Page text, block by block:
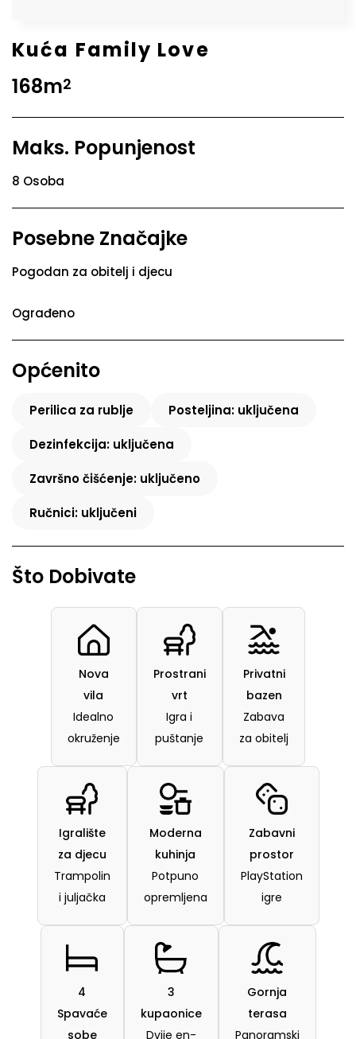
Kuća Family Love
168m2
Maks. Popunjenost
8 Osoba
Posebne Značajke
Pogodan za obitelj i djecu
Ograđeno
Općenito
Perilica za rublje Posteljina: uključena
Dezinfekcija: uključena
Završno čišćenje: uključeno
Ručnici: uključeni
Što Dobivate
Nova
vila
Idealno
okruženje
Prostrani
vrt
Igra i
puštanje
Privatni
bazen
Zabava
za obitelj
Igralište
za djecu
Trampolin
i juljačka
Moderna
kuhinja
Potpuno
opremljena
Zabavni
prostor
PlayStation
igre
4
Spavaće
sobe
3
kupaonice
Dvije en-
Gornja
terasa
Panoramski